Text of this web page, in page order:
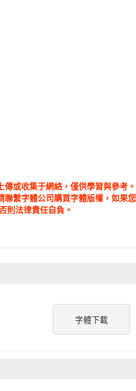
或收集于網絡，僅供學習與參考。
聯繫字體公司購買字體版權，如果您
則法律責任自負。
字體下載